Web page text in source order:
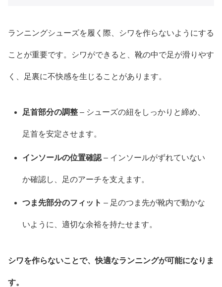
ランニングシューズを履く際、シワを作らないようにする
ことが重要です。シワができると、靴の中で足が滑りやす
く、足裏に不快感を生じることがあります。
足首部分の調整 – シューズの紐をしっかりと締め、
足首を安定させます。
インソールの位置確認 – インソールがずれていない
か確認し、足のアーチを支えます。
つま先部分のフィット – 足のつま先が靴内で動かな
いように、適切な余裕を持たせます。
シワを作らないことで、快適なランニングが可能になりま
す。